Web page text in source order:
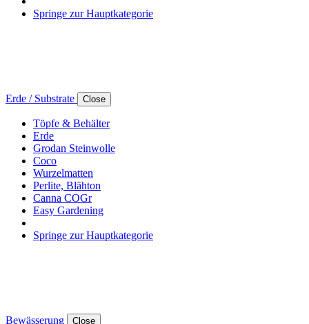
Springe zur Hauptkategorie
Erde / Substrate Close
Töpfe & Behälter
Erde
Grodan Steinwolle
Coco
Wurzelmatten
Perlite, Blähton
Canna COGr
Easy Gardening
Springe zur Hauptkategorie
Bewässerung Close